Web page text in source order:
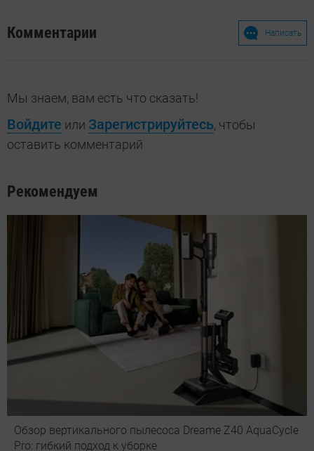
Комментарии Написать
Мы знаем, вам есть что сказать!
Войдите или Зарегистрируйтесь, чтобы
оставить комментарий
Рекомендуем
Обзор вертикального пылесоса Dreame Z40 AquaCycle
Pro: гибкий подход к уборке